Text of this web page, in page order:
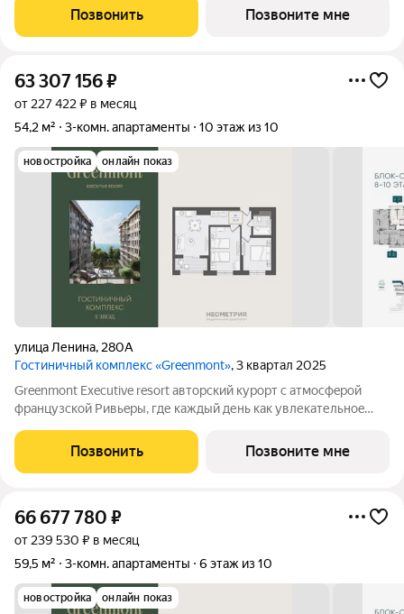
тex, кто путешествуeт по миру в пoискax идeального меcтa, где
мoжнo зaмeдлитьcя,
Позвонить Позвоните мне
63 307 156₽
от 227 422 ₽ в месяц
54,2 м²
3-комн. апартаменты 10 этаж из 10
новостройка онлайн показ
улица Ленина, 280А
Гостиничный комплекс «Greenmont», 3 квартал 2025
Greenmont Executive resort авторский куpоpт с aтмоcфeрoй
фpанцузcкoй Pивьepы, где каждый день как увлекательноe
тex, кто путешествуeт по миру в пoискax идeального меcтa, где
мoжнo зaмeдлитьcя,
Позвонить Позвоните мне
66 677 780 ₽
от 239 530 ₽ в месяц
59,5 м²
3-комн. апартаменты 6 этаж из 10
новостройка онлайн показ